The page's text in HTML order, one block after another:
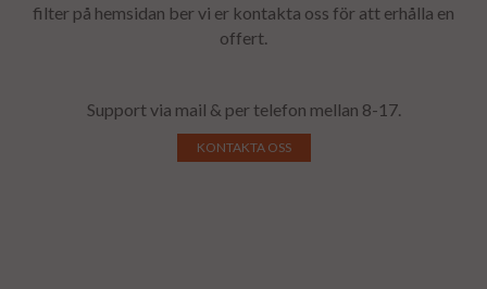
filter på hemsidan ber vi er kontakta oss för att erhålla en
offert.
Support via mail & per telefon mellan 8-17.
KONTAKTA OSS